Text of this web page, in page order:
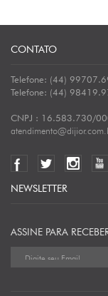
CONTATO
Telefone: (44)
Telefone: (44)
CNPJ : 16.583.730/
NEWSLETTER
ASSINE PARA